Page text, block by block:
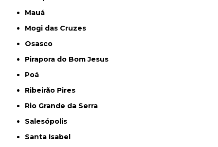
Mauá
Mogi das Cruzes
Osasco
Pirapora do Bom Jesus
Poá
Ribeirão Pires
Rio Grande da Serra
Salesópolis
Santa Isabel